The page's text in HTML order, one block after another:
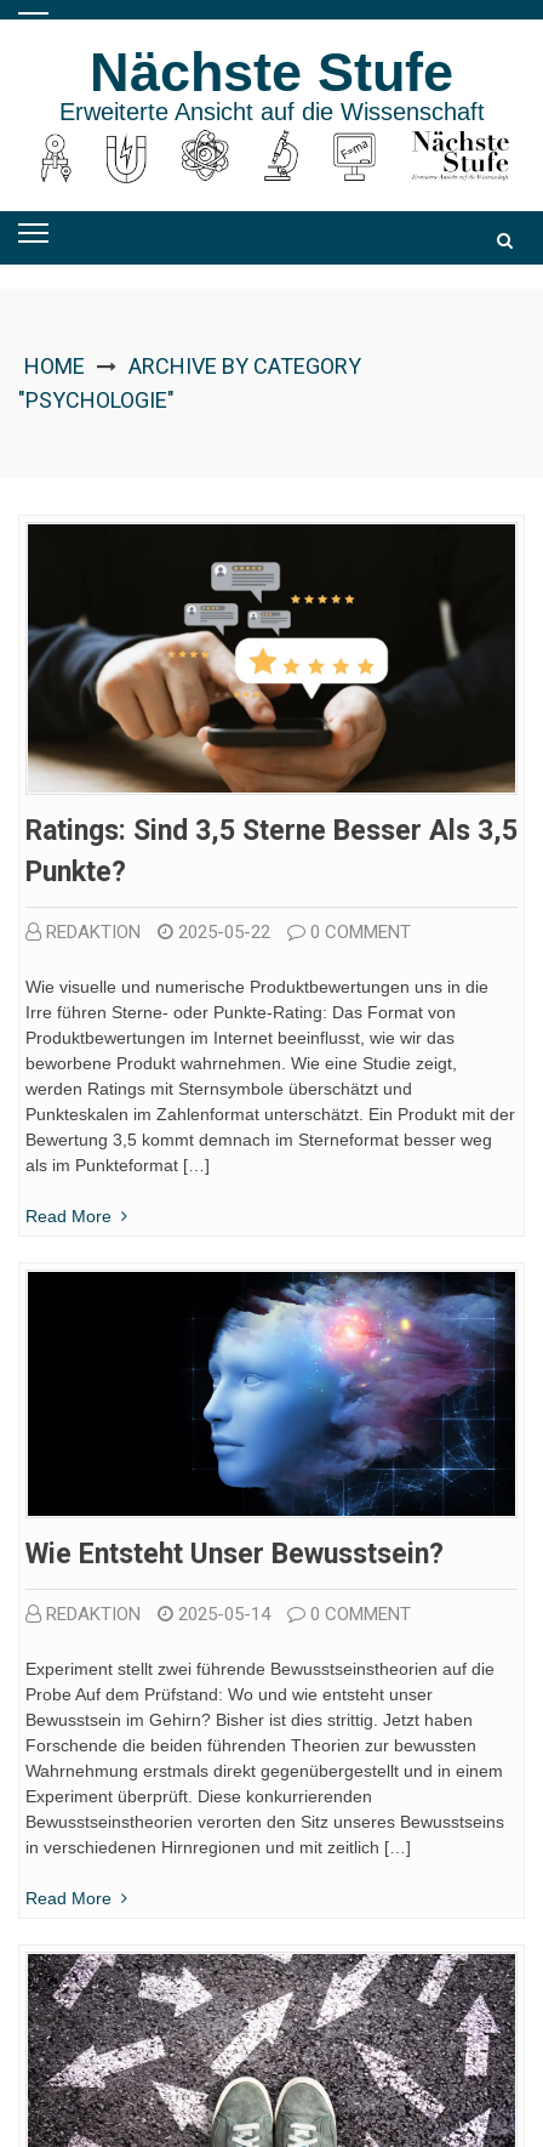
Skip
Nächste Stufe
Erweiterte Ansicht auf die Wissenschaft
HOME
ARCHIVE BY CATEGORY
"PSYCHOLOGIE"
Ratings: Sind 3,5 Sterne Besser Als 3,5
Punkte?
REDAKTION 2025-05-22 0 COMMENT
Wie visuelle und numerische Produktbewertungen uns in die
Irre führen Sterne- oder Punkte-Rating: Das Format von
Produktbewertungen im Internet beeinflusst, wie wir das
beworbene Produkt wahrnehmen. Wie eine Studie zeigt,
werden Ratings mit Sternsymbole überschätzt und
Punkteskalen im Zahlenformat unterschätzt. Ein Produkt mit der
Bewertung 3,5 kommt demnach im Sterneformat besser weg
als im Punkteformat […]
Read More
Wie Entsteht Unser Bewusstsein?
REDAKTION 2025-05-14 0 COMMENT
Experiment stellt zwei führende Bewusstseinstheorien auf die
Probe Auf dem Prüfstand: Wo und wie entsteht unser
Bewusstsein im Gehirn? Bisher ist dies strittig. Jetzt haben
Forschende die beiden führenden Theorien zur bewussten
Wahrnehmung erstmals direkt gegenübergestellt und in einem
Experiment überprüft. Diese konkurrierenden
Bewusstseinstheorien verorten den Sitz unseres Bewusstseins
in verschiedenen Hirnregionen und mit zeitlich […]
Read More